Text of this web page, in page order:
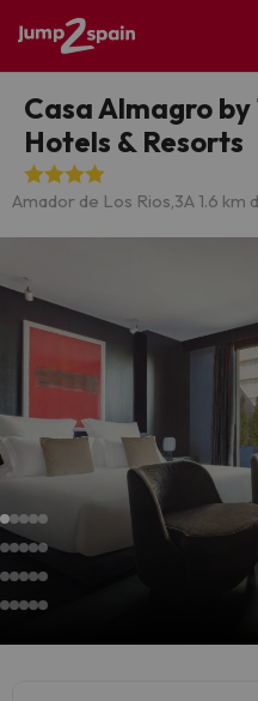
Casa Almagro
Hotels & Resorts
Amador de Los Rios,3A 1.6 km